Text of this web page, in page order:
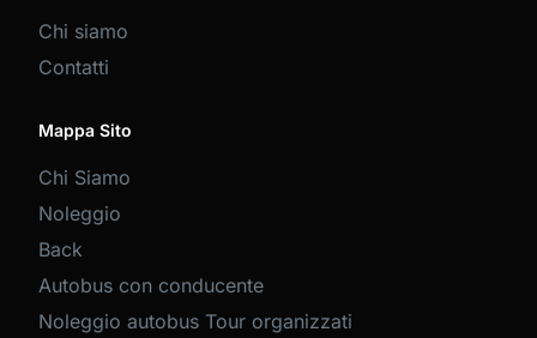
Chi siamo
Contatti
Mappa Sito
Chi Siamo
Noleggio
Back
Autobus con conducente
Noleggio autobus Tour organizzati